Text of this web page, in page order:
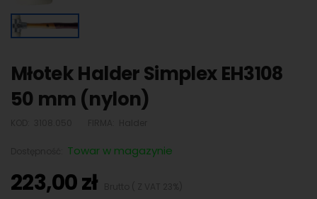
Młotek Halder Simplex EH3108
50 mm (nylon)
Towar w magazynie
223,00 zł